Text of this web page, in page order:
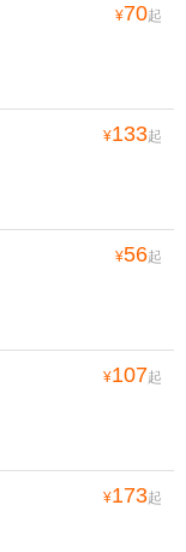
¥70起
¥133起
¥56起
¥107起
¥173起